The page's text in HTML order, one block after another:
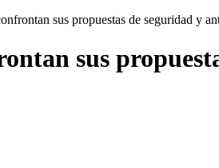
sus propuestas de seguridad y
sus